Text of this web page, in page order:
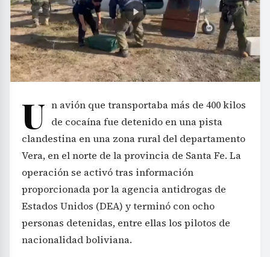
U n avión que transportaba más de 400 kilos
de cocaína fue detenido en una pista
clandestina en una zona rural del departamento
Vera, en el norte de la provincia de Santa Fe. La
operación se activó tras información
proporcionada por la agencia antidrogas de
Estados Unidos (DEA) y terminó con ocho
personas detenidas, entre ellas los pilotos de
nacionalidad boliviana.